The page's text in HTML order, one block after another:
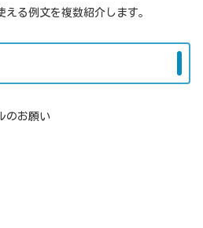
る例文を複数紹介します。
のお願い